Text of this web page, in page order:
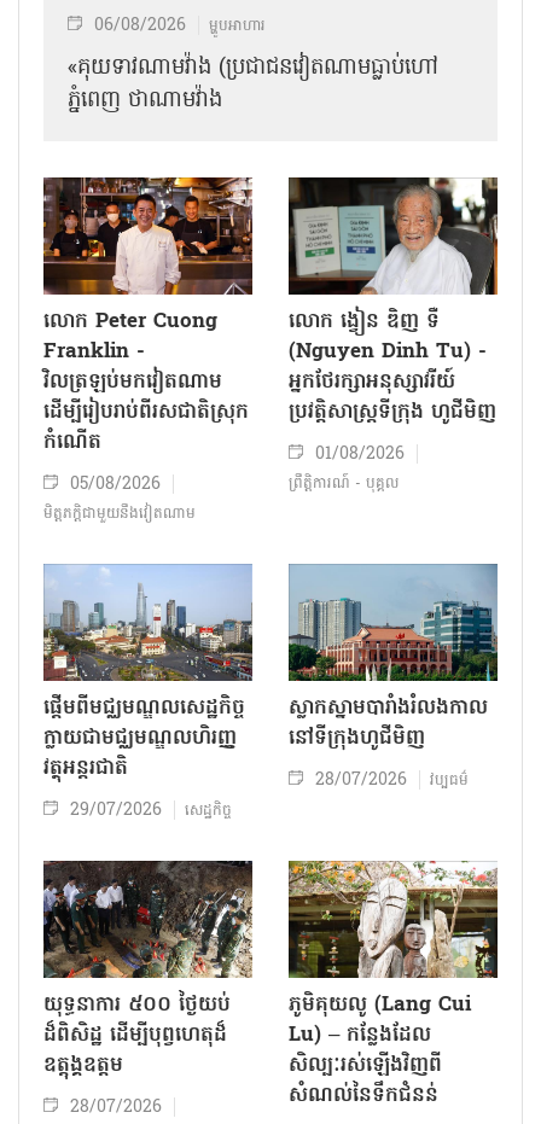
06/08/2026 ម្ហូបអាហារ
«គុយទាវណាមវ៉ាង (ប្រជាជនវៀតណាមធ្លាប់ហៅ
ភ្នំពេញ ថាណាម​វ៉ាង
លោក Peter Cuong
Franklin -
វិលត្រឡប់មកវៀតណាម
ដើម្បីរៀបរាប់ពីរសជាតិស្រុក
កំណើត
05/08/2026
មិត្តភក្តិជាមួយនឹងវៀតណាម
លោក ង្វៀន ឌិញ ទឺ
(Nguyen Dinh Tu) -
អ្នកថែរក្សាអនុស្សាវរីយ៍
ប្រវត្តិសាស្ត្រទីក្រុង ហូជីមិញ
01/08/2026
ព្រឹត្តិការណ៍ - បុគ្គល
ផ្តើមពីមជ្ឈមណ្ឌលសេដ្ឋកិច្ច
ក្លាយជាមជ្ឈមណ្ឌលហិរញ្ញ
វត្ថុអន្តរជាតិ
29/07/2026 សេដ្ឋកិច្ច
ស្លាកស្នាមបារាំងរំលងកាល
នៅទីក្រុង​ហូជីមិញ​
28/07/2026 វប្បធម៌
យុទ្ធនាការ ៥០០ ថ្ងៃយប់
ដ៏ពិសិដ្ឋ ដើម្បីបុព្វហេតុដ៏
ឧត្តុង្គឧត្តម
28/07/2026
ភូមិគុយលូ (Lang Cui
Lu) – កន្លែងដែល
សិល្បៈរស់ឡើងវិញពី
សំណល់នៃទឹកជំនន់